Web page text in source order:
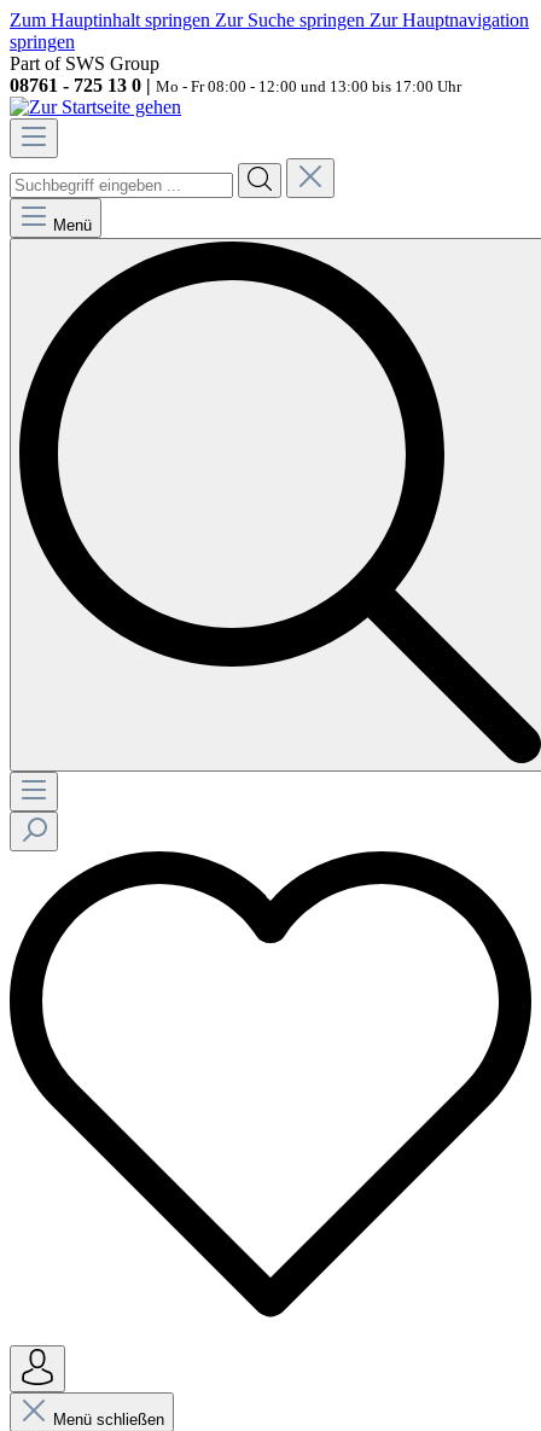
Zum Hauptinhalt springen Zur Suche springen Zur Hauptnavigation
springen
Part of SWS Group
08761 - 725 13 0 | Mo - Fr 08:00 - 12:00 und 13:00 bis 17:00 Uhr
Menü
Menü schließen